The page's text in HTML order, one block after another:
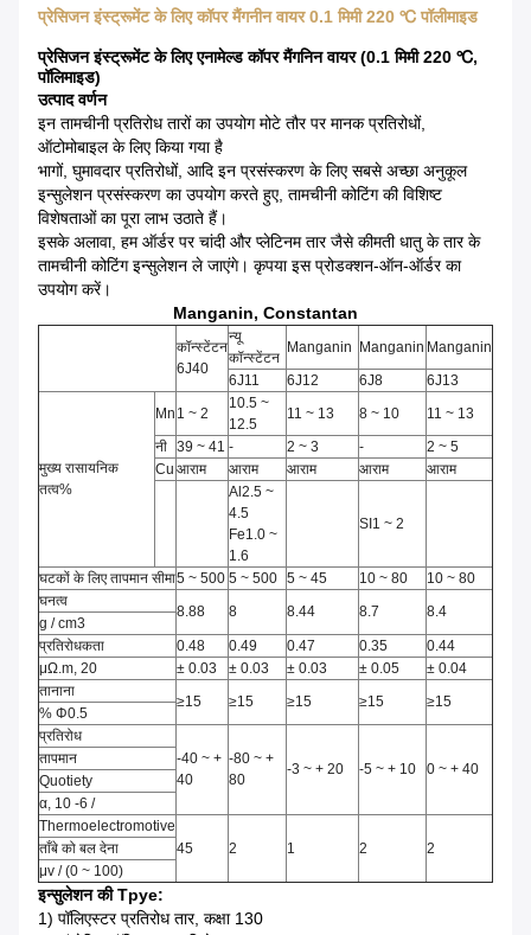
प्रेसिजन इंस्ट्रूमेंट के लिए कॉपर मैंगनीन वायर 0.1 मिमी 220 ℃ पॉलीमाइड
प्रेसिजन इंस्ट्रूमेंट के लिए एनामेल्ड कॉपर मैंगनिन वायर (0.1 मिमी 220 ℃,
पॉलिमाइड)
उत्पाद वर्णन
इन तामचीनी प्रतिरोध तारों का उपयोग मोटे तौर पर मानक प्रतिरोधों,
ऑटोमोबाइल के लिए किया गया है
भागों, घुमावदार प्रतिरोधों, आदि इन प्रसंस्करण के लिए सबसे अच्छा अनुकूल
इन्सुलेशन प्रसंस्करण का उपयोग करते हुए, तामचीनी कोटिंग की विशिष्ट
विशेषताओं का पूरा लाभ उठाते हैं।
इसके अलावा, हम ऑर्डर पर चांदी और प्लेटिनम तार जैसे कीमती धातु के तार के
तामचीनी कोटिंग इन्सुलेशन ले जाएंगे। कृपया इस प्रोडक्शन-ऑन-ऑर्डर का
उपयोग करें।
Manganin, Constantan
कॉन्स्टेंटन
6J40
न्यू
कॉन्स्टेंटन
Manganin Manganin Manganin
6J11
6J12 6J8 6J13
मुख्य रासायनिक
तत्व%
Mn 1 ~ 2
10.5 ~
12.5
11 ~ 13 8 ~ 10
11 ~ 13
नी 39 ~ 41 - 2 ~ 3 -
2 ~ 5
Cu आराम आराम आराम आराम
आराम
Al2.5 ~
4.5
Fe1.0 ~
1.6
SI1 ~ 2
घटकों के लिए तापमान सीमा5 ~ 500 5 ~ 500 5 ~ 45 10 ~ 80
10 ~ 80
घनत्व
8.88 8 8.44 8.7 8.4
g / cm3
प्रतिरोधकता
0.48 0.49 0.47 0.35
0.44
μΩ.m, 20
± 0.03 ± 0.03 ± 0.03 ± 0.05
± 0.04
तानाना
≥15 ≥15 ≥15 ≥15 ≥15
% Φ0.5
प्रतिरोध
-40 ~ +
40
-80 ~ +
80
-3 ~ + 20 -5 ~ + 10 0 ~ + 40
तापमान
Quotiety
α, 10 -6 /
Thermoelectromotive
45
2 1 2 2
ताँबे को बल देना
μv / (0 ~ 100)
इन्सुलेशन की Tpye:
1) पॉलिएस्टर प्रतिरोध तार, कक्षा 130